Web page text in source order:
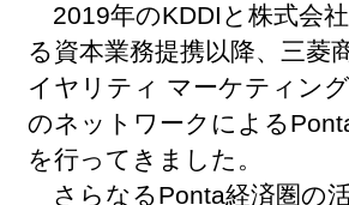
2019年のKDDIと株式会
る資本業務提携以降、三菱
イヤリティ マーケティン
のネットワークによる
を行ってきました。
さらなるPonta経済圏の